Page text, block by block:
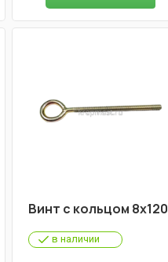
Винт с кольцом 8х120
в наличии